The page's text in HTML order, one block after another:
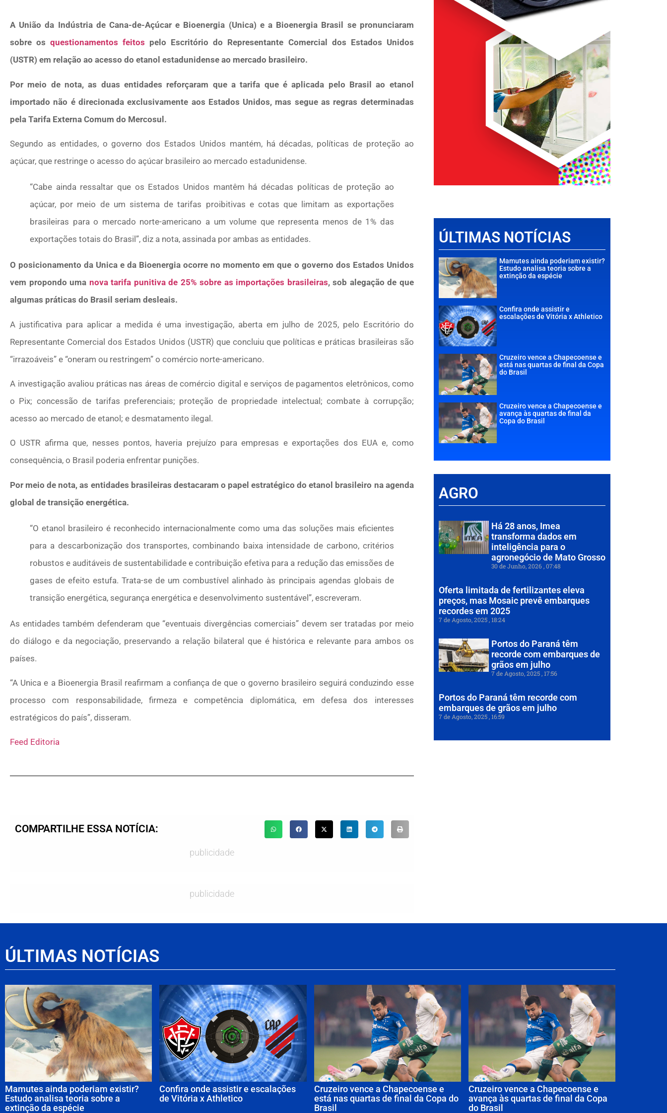
A União da Indústria de Cana-de-Açúcar e Bioenergia (Unica) e a Bioenergia Brasil se pronunciaram
sobre osquestionamentos feitos pelo Escritório do Representante Comercial dos Estados Unidos
(USTR) em relação ao acesso do etanol estadunidense ao mercado brasileiro.
Por meio de nota, as duas entidades reforçaram que a tarifa que é aplicada pelo Brasil ao etanol
importado não é direcionada exclusivamente aos Estados Unidos, mas segue as regras determinadas
pela Tarifa Externa Comum do Mercosul.
Segundo as entidades, o governo dos Estados Unidos mantém, há décadas, políticas de proteção ao
açúcar, que restringe o acesso do açúcar brasileiro ao mercado estadunidense.
“Cabe ainda ressaltar que os Estados Unidos mantêm há décadas políticas de proteção ao
açúcar, por meio de um sistema de tarifas proibitivas e cotas que limitam as exportações
brasileiras para o mercado norte-americano a um volume que representa menos de 1% das
exportações totais do Brasil”, diz a nota, assinada por ambas as entidades.
O posicionamento da Unica e da Bioenergia ocorre no momento em que o governo dos Estados Unidos
vem propondo uma nova tarifa punitiva de 25% sobre as importações brasileiras, sob alegação de que
algumas práticas do Brasil seriam desleais.
A justificativa para aplicar a medida é uma investigação, aberta em julho de 2025, pelo Escritório do
Representante Comercial dos Estados Unidos (USTR) que concluiu que políticas e práticas brasileiras são
“irrazoáveis” e “oneram ou restringem” o comércio norte-americano.
A investigação avaliou práticas nas áreas de comércio digital e serviços de pagamentos eletrônicos, como
o Pix; concessão de tarifas preferenciais; proteção de propriedade intelectual; combate à corrupção;
acesso ao mercado de etanol; e desmatamento ilegal.
O USTR afirma que, nesses pontos, haveria prejuízo para empresas e exportações dos EUA e, como
consequência, o Brasil poderia enfrentar punições.
Por meio de nota, as entidades brasileiras destacaram o papel estratégico do etanol brasileiro na agenda
global de transição energética.
“O etanol brasileiro é reconhecido internacionalmente como uma das soluções mais eficientes
para a descarbonização dos transportes, combinando baixa intensidade de carbono, critérios
robustos e auditáveis de sustentabilidade e contribuição efetiva para a redução das emissões de
gases de efeito estufa. Trata-se de um combustível alinhado às principais agendas globais de
transição energética, segurança energética e desenvolvimento sustentável”, escreveram.
As entidades também defenderam que “eventuais divergências comerciais” devem ser tratadas por meio
do diálogo e da negociação, preservando a relação bilateral que é histórica e relevante para ambos os
países.
“A Unica e a Bioenergia Brasil reafirmam a confiança de que o governo brasileiro seguirá conduzindo esse
processo com responsabilidade, firmeza e competência diplomática, em defesa dos interesses
estratégicos do país”, disseram.
Feed Editoria
COMPARTILHE ESSA NOTÍCIA:
publicidade
publicidade
ÚLTIMAS NOTÍCIAS
Mamutes ainda poderiam existir?
Estudo analisa teoria sobre a
extinção da espécie
Confira onde assistir e
escalações de Vitória x Athletico
Cruzeiro vence a Chapecoense e
está nas quartas de final da Copa
do Brasil
Cruzeiro vence a Chapecoense e
avança às quartas de final da
Copa do Brasil
AGRO
Há 28 anos, Imea
transforma dados em
inteligência para o
agronegócio de Mato Grosso
30 de Junho, 2026 07:48
Oferta limitada de fertilizantes eleva
preços, mas Mosaic prevê embarques
recordes em 2025
7 de Agosto, 2025 18:24
Portos do Paraná têm
recorde com embarques de
grãos em julho
7 de Agosto, 2025 17:56
Portos do Paraná têm recorde com
embarques de grãos em julho
7 de Agosto, 2025 16:59
ÚLTIMAS NOTÍCIAS
Mamutes ainda poderiam existir?
Estudo analisa teoria sobre a
extinção da espécie
Confira onde assistir e escalações
de Vitória x Athletico
Cruzeiro vence a Chapecoense e
está nas quartas de final da Copa do
Brasil
Cruzeiro vence a Chapecoense e
avança às quartas de final da Copa
do Brasil